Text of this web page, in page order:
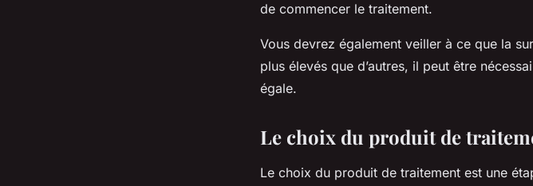
de commencer le traitement.
Vous devrez également veiller à ce que la
plus élevés que d’autres, il peut être
égale.
Le choix du produit de
Le choix du produit de traitement est une